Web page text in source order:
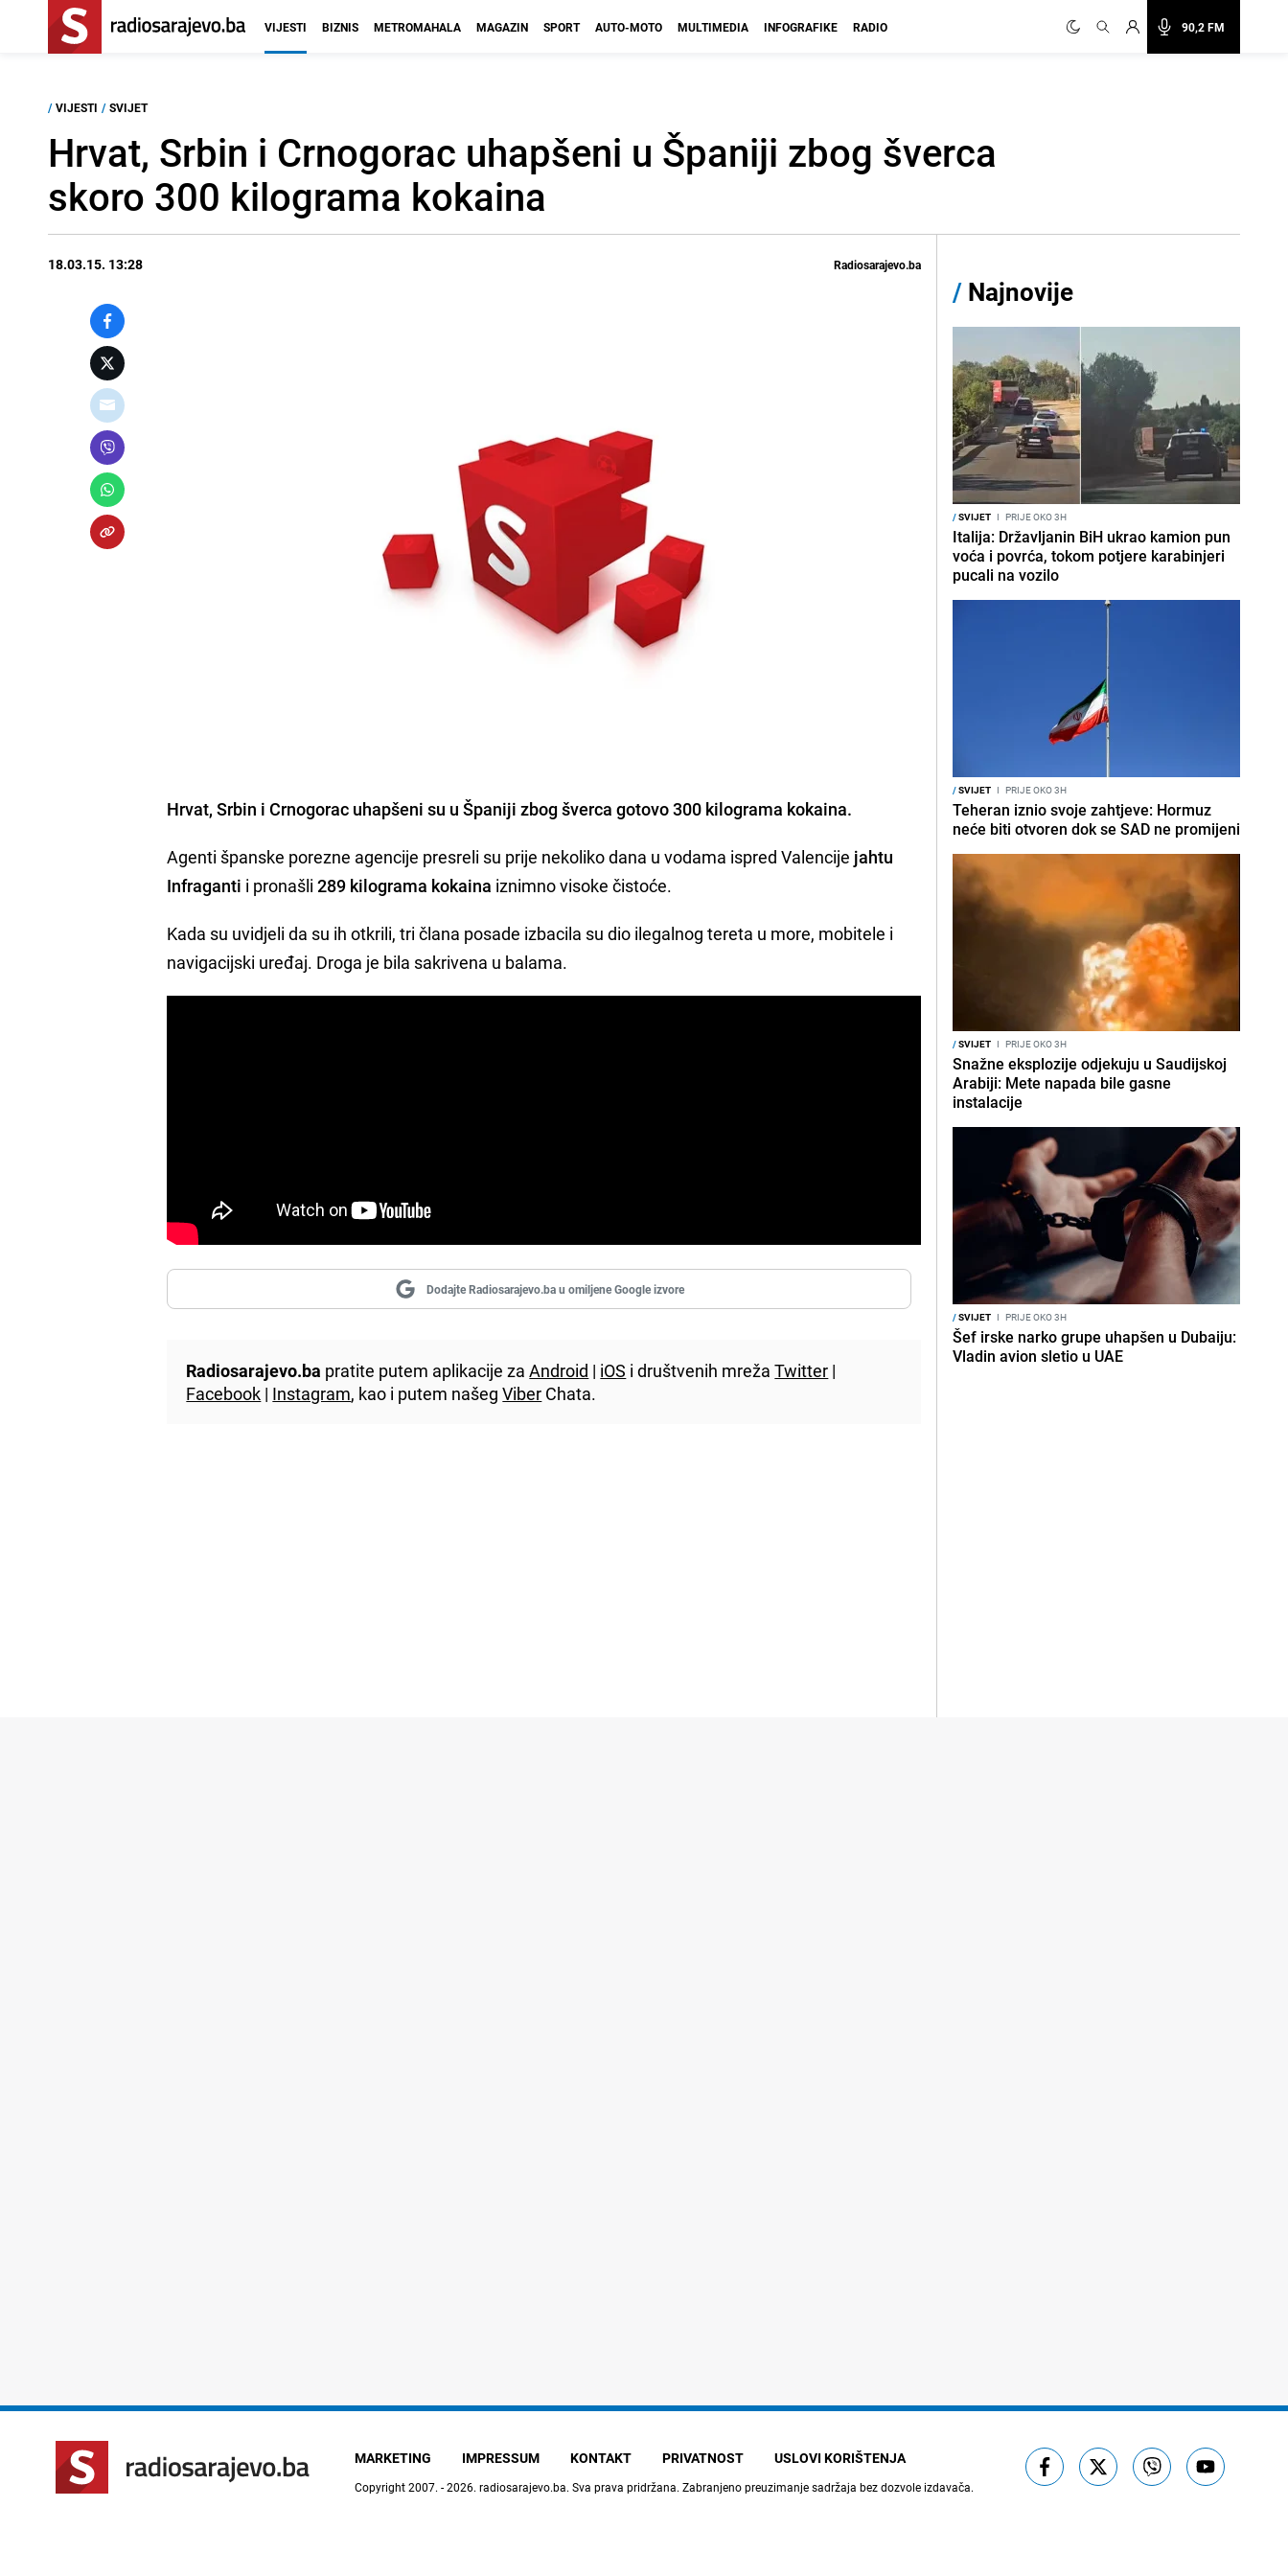
90,2 FM
VIJESTI BIZNIS METROMAHALA MAGAZIN SPORT AUTO-MOTO MULTIMEDIA INFOGRAFIKE RADIO
/ VIJESTI / SVIJET
Hrvat, Srbin i Crnogorac uhapšeni u Španiji zbog šverca
skoro 300 kilograma kokaina
18.03.15. 13:28 Radiosarajevo.ba
Hrvat, Srbin i Crnogorac uhapšeni su u Španiji zbogšverca gotovo 300 kilograma kokaina.
Agenti španske porezne agencije presreli su prije nekoliko dana u vodama ispred Valencije jahtu
Infraganti i pronašli289 kilograma kokaina iznimno visoke čistoće.
Kada su uvidjeli da su ih otkrili, tri člana posade izbacila su dio ilegalnog tereta u more, mobitele i
navigacijski uređaj. Droga je bila sakrivena u balama.
Dodajte Radiosarajevo.ba u omiljene Google izvore
Radiosarajevo.ba pratite putem aplikacije zaAndroid | iOS i društvenih mrežaTwitter |
Facebook | Instagram, kao i putem našegViber Chata.
/ Najnovije
/SVIJET I PRIJE OKO 3H
Italija: Državljanin BiH ukrao kamion pun
voća i povrća, tokom potjere karabinjeri
pucali na vozilo
/SVIJET I PRIJE OKO 3H
Teheran iznio svoje zahtjeve: Hormuz
neće biti otvoren dok se SAD ne promijeni
/SVIJET I PRIJE OKO 3H
Snažne eksplozije odjekuju u Saudijskoj
Arabiji: Mete napada bile gasne
instalacije
/SVIJET I PRIJE OKO 3H
Šef irske narko grupe uhapšen u Dubaiju:
Vladin avion sletio u UAE
MARKETING IMPRESSUM KONTAKT PRIVATNOST USLOVI KORIŠTENJA
Copyright 2007. - 2026. radiosarajevo.ba. Sva prava pridržana. Zabranjeno preuzimanje sadržaja bez dozvole izdavača.